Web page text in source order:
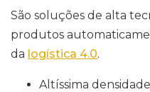
São soluções de alta
produtos
da logística 4.0.
Altíssima